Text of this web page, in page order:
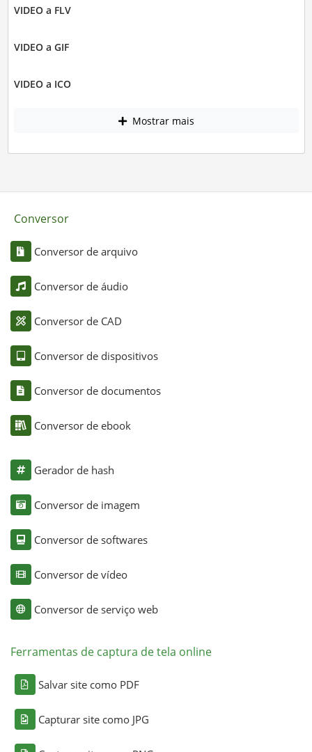
VIDEO a FLV
VIDEO a GIF
VIDEO a ICO
Mostrar mais
Conversor
Conversor de arquivo
Conversor de áudio
Conversor de CAD
Conversor de dispositivos
Conversor de documentos
Conversor de ebook
Gerador de hash
Conversor de imagem
Conversor de softwares
Conversor de vídeo
Conversor de serviço web
Ferramentas de captura de tela online
Salvar site como PDF
Capturar site como JPG